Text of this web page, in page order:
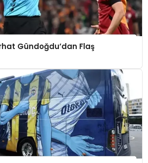
Gündoğdu’dan Flaş